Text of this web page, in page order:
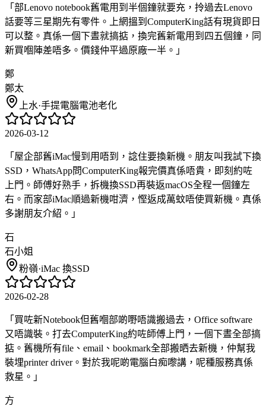
「 部Lenovo notebook舊電用到半個鐘就要充，拎過去Lenovo
話要等三星期先有零件。上網搵到ComputerKing話有現貨即日
可以整。真係一個下晝就搞掂，換完舊新電用到四五個鐘，同
新買嗰陣差唔多。價錢仲平過原廠一半。 」
鄭
鄭太
上水·手提電腦電池老化
2026-03-12
「 屋企部舊iMac慢到用唔到，諗住要換新機。朋友叫我試下換
SSD，WhatsApp問ComputerKing報完價真係唔貴，即刻約咗
上門。師傅好熟手，拆機換SSD再裝返macOS全程一個鐘左
右。而家部iMac順過新機咁濟，慳返成萬蚊唔使買新機。真係
多謝朋友介紹。 」
石
石小姐
粉嶺·iMac 換SSD
2026-02-28
「 買咗新Notebook但舊嗰部啲嘢唔識搬過去，Office software
又唔識裝。打去ComputerKing約咗師傅上門，一個下晝全部搞
掂。舊機所有file、email、bookmark全部搬晒去新機，仲幫我
裝埋printer driver。對於我呢啲電腦白痴嚟講，呢種服務真係
救星。 」
方